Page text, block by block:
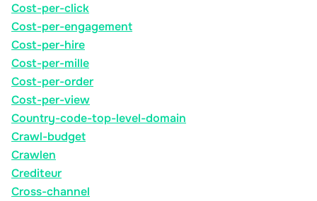
Cost-per-click
Cost-per-engagement
Cost-per-hire
Cost-per-mille
Cost-per-order
Cost-per-view
Country-code-top-level-domain
Crawl-budget
Crawlen
Crediteur
Cross-channel